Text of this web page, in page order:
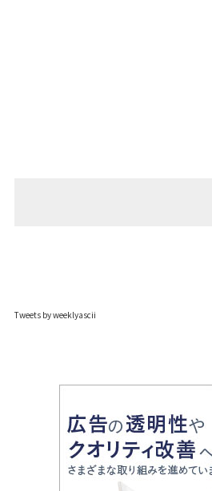
Tweets by weeklyascii